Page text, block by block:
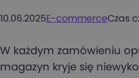
10.06.2025E-commerceCzas
W każdym zamówieniu
magazyn kryje się